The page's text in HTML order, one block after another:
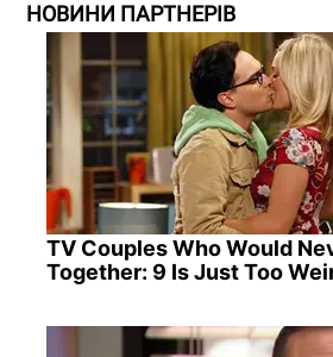
НОВИНИ ПАРТНЕРІВ
TV Couples Who Would
Together: 9 Is Just Too